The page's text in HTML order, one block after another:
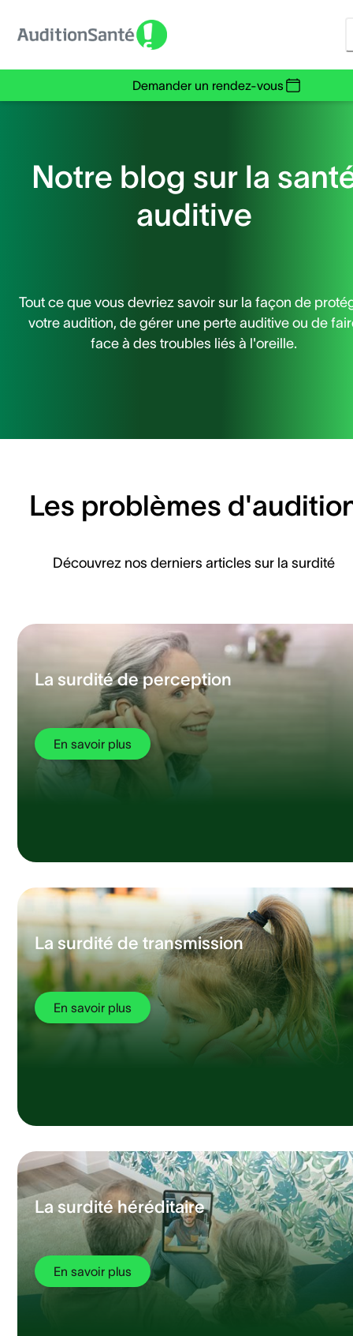
Demander un rendez-vous
Notre blog sur la
auditive
Tout ce que vous devriez savoir sur la façon de
votre audition, de gérer une perte auditive ou de
face à des troubles liés à l'oreille.
Les problèmes
Découvrez nos derniers articles sur la surdité
La surdité de perception
En savoir plus
La surdité de transmission
En savoir plus
La surdité héréditaire
En savoir plus